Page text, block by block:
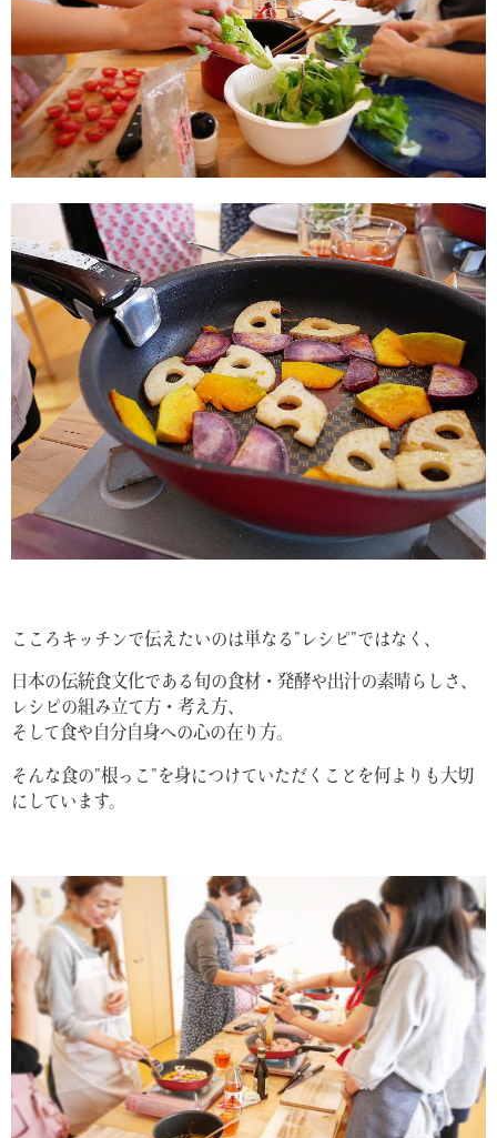
こころキッチンで伝えたいのは単なる”レシピ”ではなく、
日本の伝統食文化である旬の食材・発酵や出汁の素晴らしさ、
レシピの組み立て方・考え方、
そして食や自分自身への心の在り方。
そんな食の”根っこ”を身につけていただくことを何よりも大切
にしています。